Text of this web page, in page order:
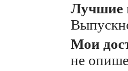
Лучшие
Мои
не